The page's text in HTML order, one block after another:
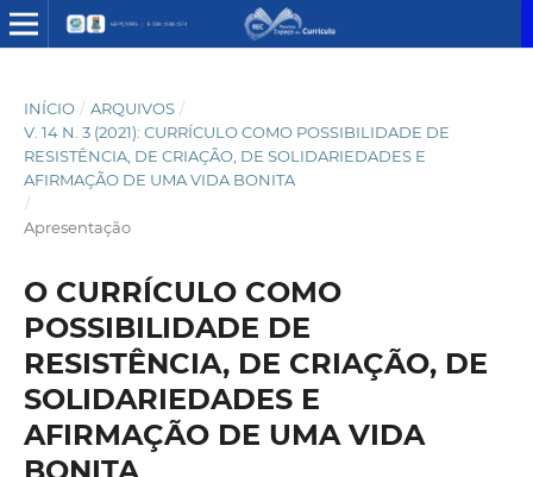
INÍCIO / ARQUIVOS /
V. 14 N. 3 (2021): CURRÍCULO COMO POSSIBILIDADE DE
RESISTÊNCIA, DE CRIAÇÃO, DE SOLIDARIEDADES E
AFIRMAÇÃO DE UMA VIDA BONITA
/
Apresentação
O CURRÍCULO COMO
POSSIBILIDADE DE
RESISTÊNCIA, DE CRIAÇÃO, DE
SOLIDARIEDADES E
AFIRMAÇÃO DE UMA VIDA